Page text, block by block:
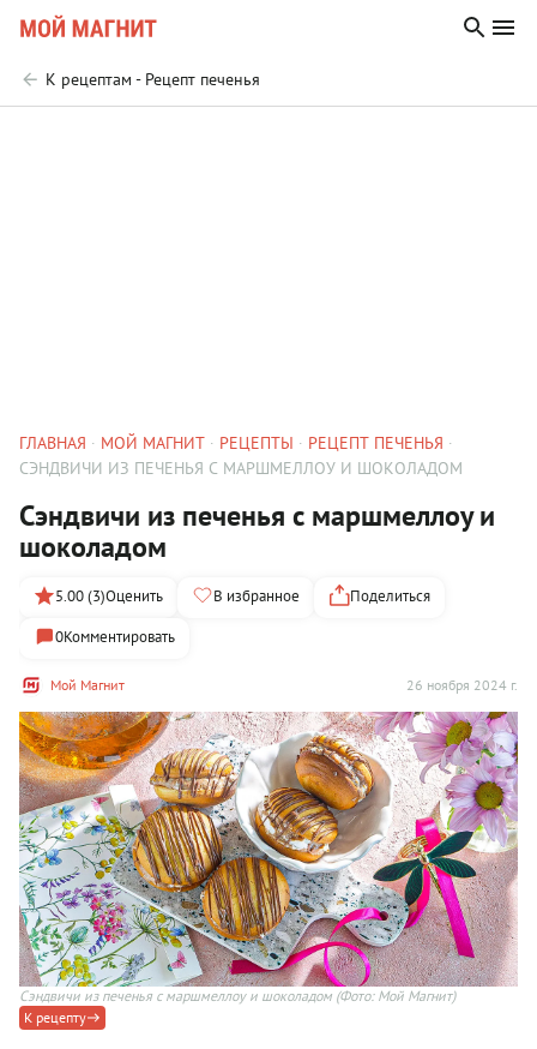
К рецептам - Рецепт печенья
ГЛАВНАЯ МОЙ МАГНИТ РЕЦЕПТЫ
РЕЦЕПТ ПЕЧЕНЬЯ
СЭНДВИЧИ ИЗ ПЕЧЕНЬЯ С МАРШМЕЛЛОУ И ШОКОЛАДОМ
Сэндвичи из печенья с маршмеллоу и
шоколадом
Мой Магнит 26 ноября 2024 г.
5.00 (3)Оценить В избранное
Поделиться
0Комментировать
Сэндвичи из печенья с маршмеллоу и шоколадом (Фото: Мой Магнит)
К рецепту